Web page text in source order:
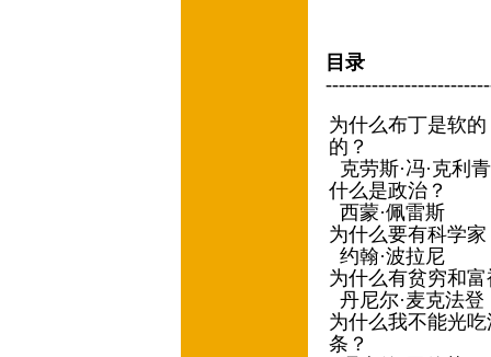
目录
为什么布丁是软
的？
克劳斯·冯·克利青
什么是政治？
西蒙·佩雷斯
为什么要有科学家
约翰·波拉尼
为什么有贫穷和
丹尼尔·麦克法登
为什么我不能光
条？